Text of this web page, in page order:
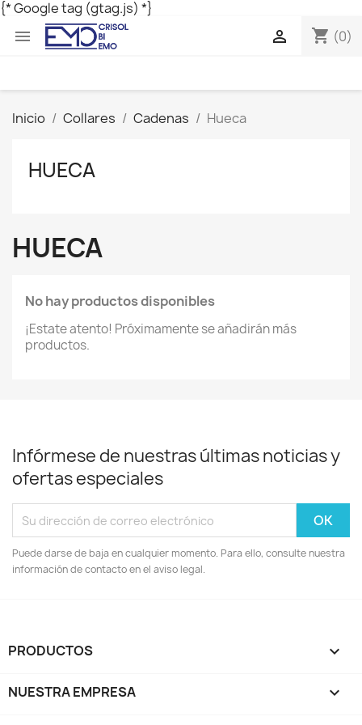
{* Google tag (gtag.js) *}
 shopping_cart (0)

Inicio Collares Cadenas Hueca
HUECA
HUECA
No hay productos disponibles
¡Estate atento! Próximamente se añadirán más
productos.
Infórmese de nuestras últimas noticias y
ofertas especiales
Puede darse de baja en cualquier momento. Para ello, consulte nuestra
información de contacto en el aviso legal.
PRODUCTOS 
NUESTRA EMPRESA 